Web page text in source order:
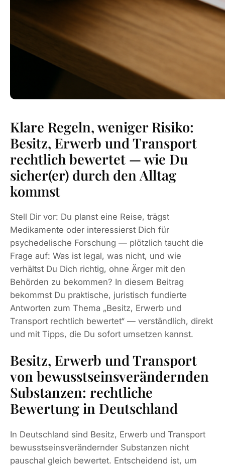
Klare Regeln, weniger Risiko:
Besitz, Erwerb und Transport
rechtlich bewertet — wie Du
sicher(er) durch den Alltag
kommst
Stell Dir vor: Du planst eine Reise, trägst
Medikamente oder interessierst Dich für
psychedelische Forschung — plötzlich taucht die
Frage auf: Was ist legal, was nicht, und wie
verhältst Du Dich richtig, ohne Ärger mit den
Behörden zu bekommen? In diesem Beitrag
bekommst Du praktische, juristisch fundierte
Antworten zum Thema „Besitz, Erwerb und
Transport rechtlich bewertet“ — verständlich, direkt
und mit Tipps, die Du sofort umsetzen kannst.
Besitz, Erwerb und Transport
von bewusstseinsverändernden
Substanzen: rechtliche
Bewertung in Deutschland
In Deutschland sind Besitz, Erwerb und Transport
bewusstseinsverändernder Substanzen nicht
pauschal gleich bewertet. Entscheidend ist, um